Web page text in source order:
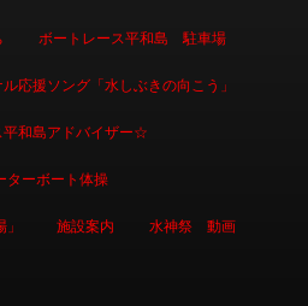
ボートレース平和島 駐車場
応援ソング「水しぶきの向こう」
和島アドバイザー☆
ターボート体操
施設案内 水神祭 動画